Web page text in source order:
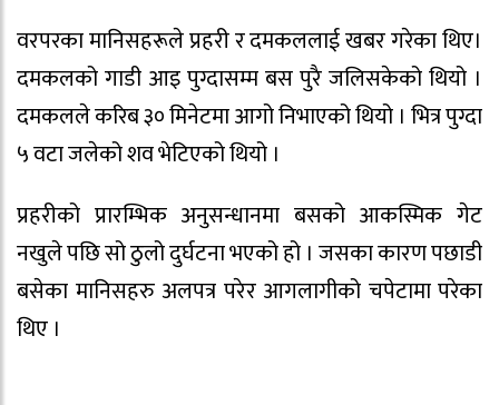
वरपरका मानिसहरूले प्रहरी र दमकललाई खबर गरेका थिए।
दमकलको गाडी आइ पुग्दासम्म बस पुरै जलिसकेको थियो ।
दमकलले करिब ३० मिनेटमा आगो निभाएको थियो । भित्र पुग्दा
५ वटा जलेको शव भेटिएको थियो ।
प्रहरीको प्रारम्भिक अनुसन्धानमा बसको आकस्मिक गेट
नखुले पछि सो ठुलो दुर्घटना भएको हो । जसका कारण पछाडी
बसेका मानिसहरु अलपत्र परेर आगलागीको चपेटामा परेका
थिए ।